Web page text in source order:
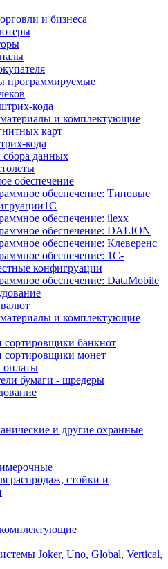
и бизнеса
программируемые
кода
и комплектующие
карт
кода
данных
обеспечение
обеспечение: Типовые
обеспечение: ilexx
обеспечение: DALION
обеспечение: Клеверенс
обеспечение: 1С-
конфигруации
обеспечение: DataMobile
и комплектующие
сортировщики банкнот
сортировщики монет
оплаты
бумаги - шредеры
и другие охранные
распродаж, стойки и
Joker, Uno, Global, Vertical,